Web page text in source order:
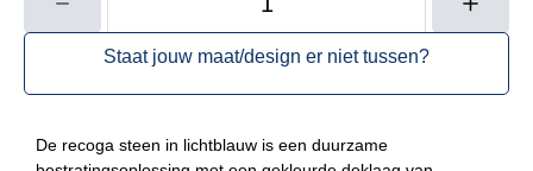
-
Staat jouw maat/design er niet tussen?
De recoga steen in lichtblauw is een duurzame